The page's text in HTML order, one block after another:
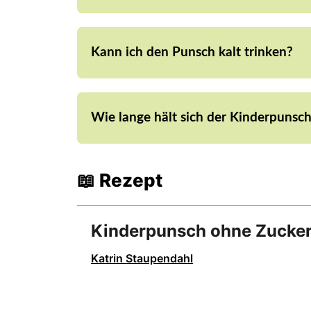
leichte Süße.
Kann ich den Punsch kalt trinken?
Wie lange hält sich der
📖 Rezept
Kinderpunsch ohne
Katrin Staupendahl